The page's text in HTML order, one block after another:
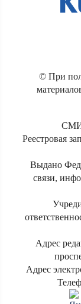
© При
СМИ
Реестровая
Выдано
связи,
Адрес
Адрес